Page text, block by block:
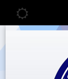
Главная
Перейти